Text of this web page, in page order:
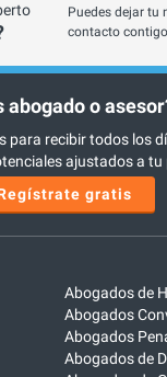
Puedes dejar tu
contacto
abogado o
para recibir todos los
ajustados a tu
gratis
Abogados de
Abogados
Abogados
Abogados de